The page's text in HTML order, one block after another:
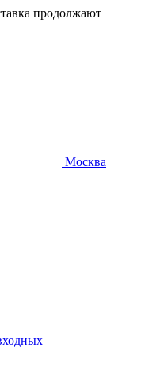
продолжают
Москва